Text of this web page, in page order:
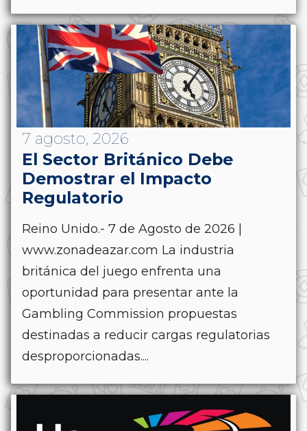
7 agosto, 2026
El Sector Británico Debe
Demostrar el Impacto
Regulatorio
Reino Unido.- 7 de Agosto de 2026 |
www.zonadeazar.com La industria
británica del juego enfrenta una
oportunidad para presentar ante la
Gambling Commission propuestas
destinadas a reducir cargas regulatorias
desproporcionadas....